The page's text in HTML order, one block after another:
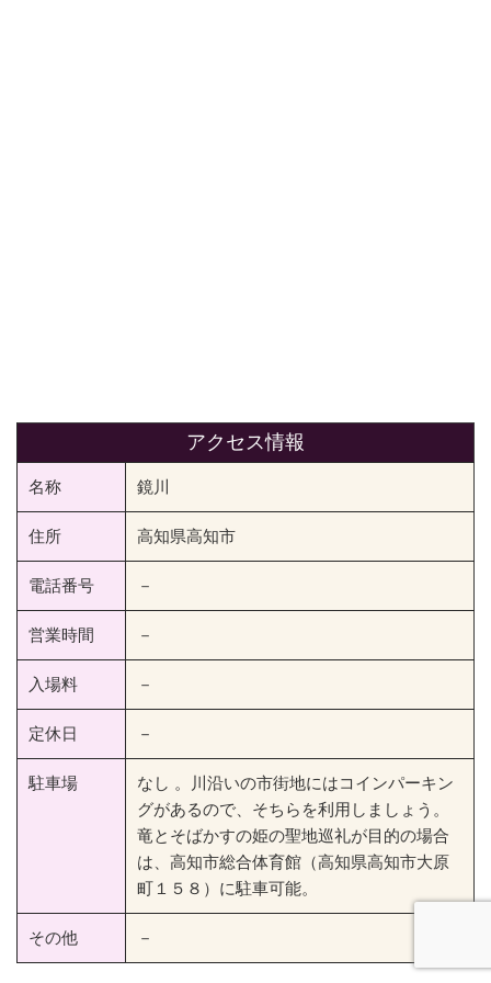
アクセス情報
名称 鏡川
住所 高知県高知市
電話番号 －
営業時間 －
入場料 －
定休日 －
駐車場
なし 。川沿いの市街地にはコインパーキン
グがあるので、そちらを利用しましょう。
竜とそばかすの姫の聖地巡礼が目的の場合
は、高知市総合体育館（高知県高知市大原
町１５８）に駐車可能。
その他 －